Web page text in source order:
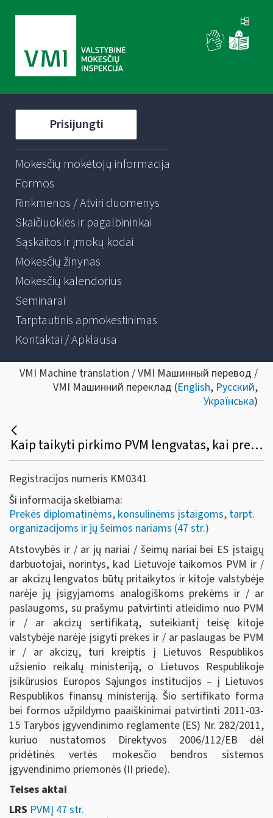
Prisijungti
Mokesčių mokėtojų informacija
Formos
Rinkmenos / Atviri duomenys
Skaičiuoklės ir pagalbininkai
Sąskaitos ir įmokų kodai
Mokesčių žinynas
Mokesčių kalendorius
Seminarai
Tarptautinis apmokestinimas
Kontaktai / Apklausa
VMI Machine translation / VMI Машинный перевод /
VMI Машинний переклад (English, Русский,
Українська)
Kaip taikyti pirkimo PVM lengvatas, kai prekės (paslaugos) įsigyjamos kitoje ES valstybėje narėje?
Registracijos numeris KM0341
Ši informacija skelbiama:
Prekės diplomatinėms, konsulinėms įstaigoms, tarpt.
organizacijoms ir jų šeimos nariams (47 str.)
Atstovybės ir / ar jų nariai / šeimų nariai bei ES įstaigų
darbuotojai, norintys, kad Lietuvoje taikomos PVM ir /
ar akcizų lengvatos būtų pritaikytos ir kitoje valstybėje
narėje jų įsigyjamoms analogiškoms prekėms ir / ar
paslaugoms, su prašymu patvirtinti atleidimo nuo PVM
ir / ar akcizų sertifikatą, suteikiantį teisę kitoje
valstybėje narėje įsigyti prekes ir / ar paslaugas be PVM
ir / ar akcizų, turi kreiptis į Lietuvos Respublikos
užsienio reikalų ministeriją, o Lietuvos Respublikoje
įsikūrusios Europos Sąjungos institucijos – į Lietuvos
Respublikos finansų ministeriją. Šio sertifikato forma
bei formos užpildymo paaiškinimai patvirtinti 2011-03-
15 Tarybos įgyvendinimo reglamente (ES) Nr. 282/2011,
kuriuo nustatomos Direktyvos 2006/112/EB dėl
pridėtinės vertės mokesčio bendros sistemos
įgyvendinimo priemonės (II priede).
Teises aktai
LRS PVMĮ 47 str.